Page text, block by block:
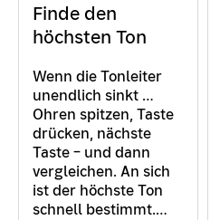
Finde den
höchsten Ton
Wenn die Tonleiter
unendlich sinkt …
Ohren spitzen, Taste
drücken, nächste
Taste – und dann
vergleichen. An sich
ist der höchste Ton
schnell bestimmt.…